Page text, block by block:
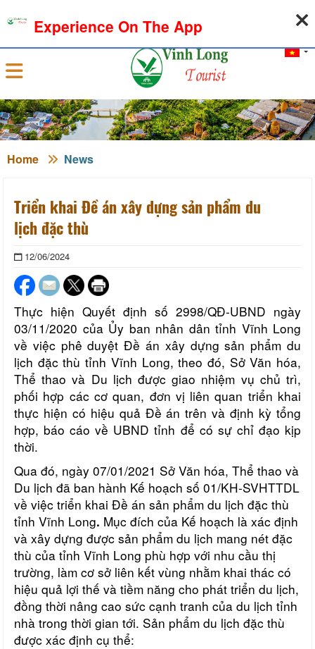
Sign in
Home News
Triển khai Đề án xây dựng sản phẩm du
lịch đặc thù
12/06/2024
Thực hiện Quyết định số 2998/QĐ-UBND ngày
03/11/2020 của Ủy ban nhân dân tỉnh Vĩnh Long
về việc phê duyệt Đề án xây dựng sản phẩm du
lịch đặc thù tỉnh Vĩnh Long, theo đó, Sở Văn hóa,
Thể thao và Du lịch được giao nhiệm vụ chủ trì,
phối hợp các cơ quan, đơn vị liên quan triển khai
thực hiện có hiệu quả Đề án trên và định kỳ tổng
hợp, báo cáo về UBND tỉnh để có sự chỉ đạo kịp
thời.
Qua đó, ngày 07/01/2021 Sở Văn hóa, Thể thao và
Du lịch đã ban hành Kế hoạch số 01/KH-SVHTTDL
về việc triển khai Đề án sản phẩm du lịch đặc thù
tỉnh Vĩnh Long. Mục đích của Kế hoạch là xác định
và xây dựng được sản phẩm du lịch mang nét đặc
thù của tỉnh Vĩnh Long phù hợp với nhu cầu thị
trường, làm cơ sở liên kết vùng nhằm khai thác có
hiệu quả lợi thế và tiềm năng cho phát triển du lịch,
đồng thời nâng cao sức cạnh tranh của du lịch tỉnh
nhà trong thời gian tới. Sản phẩm du lịch đặc thù
được xác định cụ thể:
Experience On The App